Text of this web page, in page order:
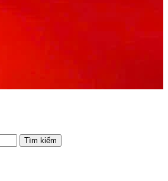
Tìm kiếm